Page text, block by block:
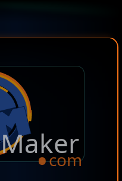
Maker
.com